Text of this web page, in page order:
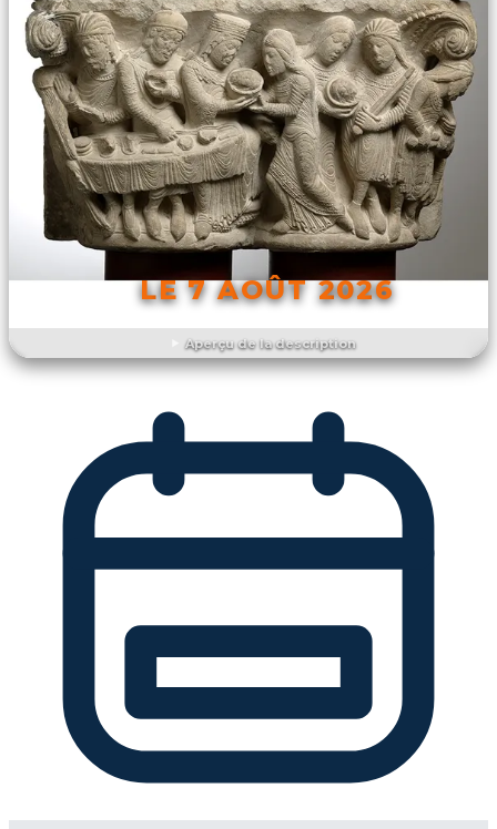
Aperçu de la description
LE 7 AOÛT 2026
DÉCOUVRIR L'ÉVÉNEMENT